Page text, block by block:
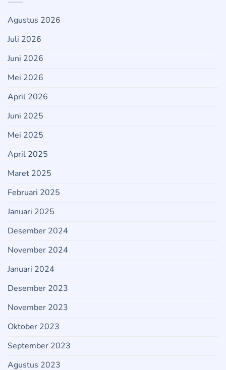
Agustus 2026
Juli 2026
Juni 2026
Mei 2026
April 2026
Juni 2025
Mei 2025
April 2025
Maret 2025
Februari 2025
Januari 2025
Desember 2024
November 2024
Januari 2024
Desember 2023
November 2023
Oktober 2023
September 2023
Agustus 2023